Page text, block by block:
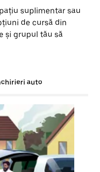
suplimentar sau
de cursă din
și grupul tău să
auto